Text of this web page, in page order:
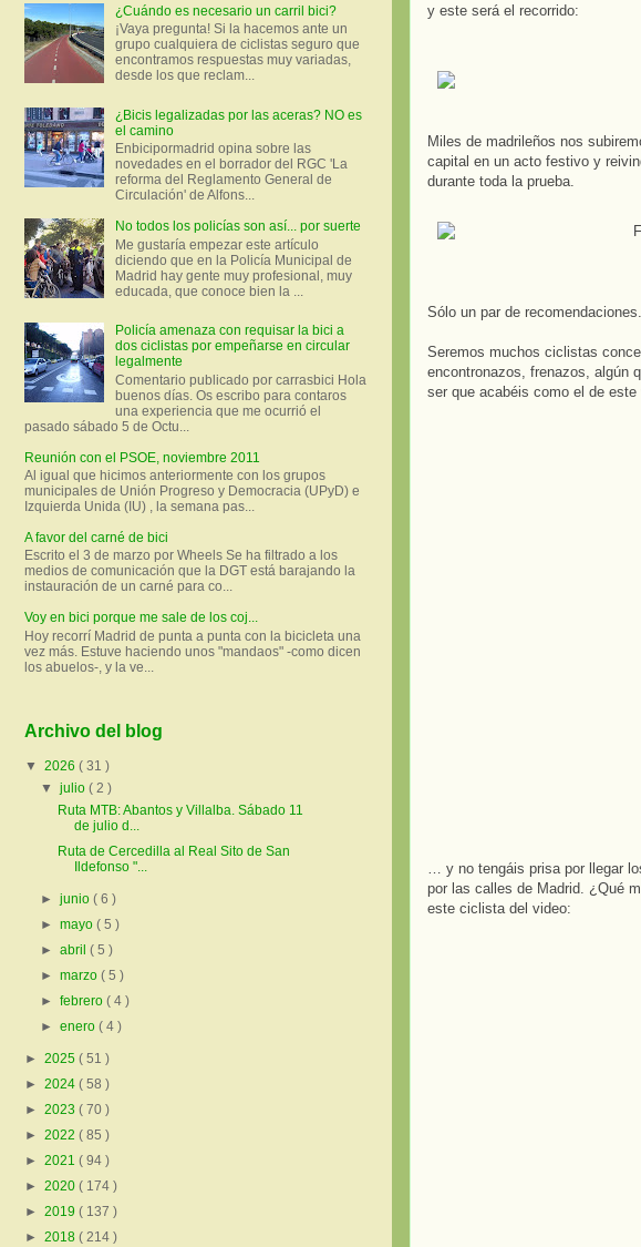
y este será el recorrido:
Miles de madrileños nos
capital en un acto festivo y
durante toda la prueba.
Sólo un par de recomendaciones.
Seremos muchos ciclistas
encontronazos, frenazos, algún
ser que acabéis como el de este
… y no tengáis prisa por llegar
por las calles de Madrid. ¿Qué
este ciclista del video:
¿Cuándo es necesario un carril bici?
¡Vaya pregunta! Si la hacemos ante un
grupo cualquiera de ciclistas seguro que
encontramos respuestas muy variadas,
desde los que reclam...
¿Bicis legalizadas por las aceras? NO es
el camino
Enbicipormadrid opina sobre las
novedades en el borrador del RGC 'La
reforma del Reglamento General de
Circulación' de Alfons...
No todos los policías son así... por suerte
Me gustaría empezar este artículo
diciendo que en la Policía Municipal de
Madrid hay gente muy profesional, muy
educada, que conoce bien la ...
Policía amenaza con requisar la bici a
dos ciclistas por empeñarse en circular
legalmente
Comentario publicado por carrasbici Hola
buenos días. Os escribo para contaros
una experiencia que me ocurrió el
pasado sábado 5 de Octu...
Reunión con el PSOE, noviembre 2011
Al igual que hicimos anteriormente con los grupos
municipales de Unión Progreso y Democracia (UPyD) e
Izquierda Unida (IU) , la semana pas...
A favor del carné de bici
Escrito el 3 de marzo por Wheels Se ha filtrado a los
medios de comunicación que la DGT está barajando la
instauración de un carné para co...
Voy en bici porque me sale de los coj...
Hoy recorrí Madrid de punta a punta con la bicicleta una
vez más. Estuve haciendo unos "mandaos" -como dicen
los abuelos-, y la ve...
Archivo del blog
▼ 2026 ( 31 )
▼julio( 2 )
Ruta MTB: Abantos y Villalba. Sábado 11
de julio d...
Ruta de Cercedilla al Real Sito de San
Ildefonso "...
►junio( 6 )
►mayo( 5 )
►abril( 5 )
►marzo( 5 )
►febrero( 4 )
►enero( 4 )
► 2025 ( 51 )
► 2024 ( 58 )
► 2023 ( 70 )
► 2022 ( 85 )
► 2021 ( 94 )
► 2020 ( 174 )
► 2019 ( 137 )
► 2018 ( 214 )